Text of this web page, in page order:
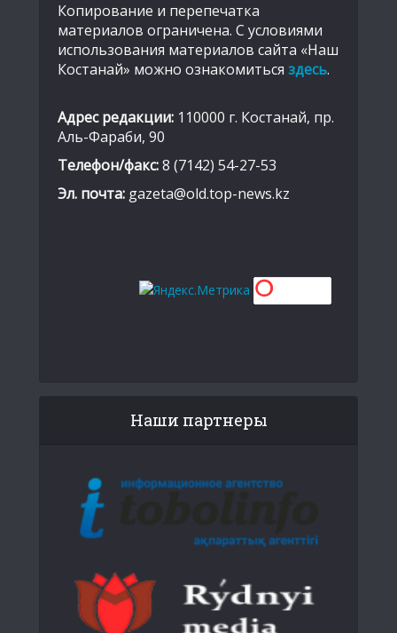
Копирование и перепечатка
материалов ограничена. С условиями
использования материалов сайта «Наш
Костанай» можно ознакомиться здесь.
Адрес редакции: 110000 г. Костанай, пр.
Аль-Фараби, 90
Телефон/факс:8 (7142) 54-27-53
Эл. почта: gazeta@old.top-news.kz
Наши партнеры